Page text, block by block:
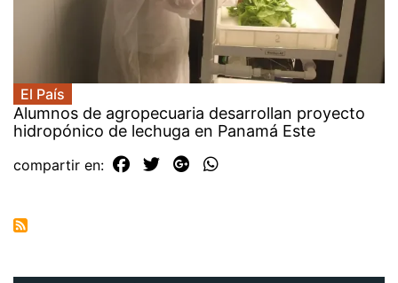
El País
Alumnos de agropecuaria desarrollan proyecto
hidropónico de lechuga en Panamá Este
compartir en: